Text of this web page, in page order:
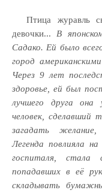
Птица журавль
девочки...
В
Садако. Ей было
город
Через 9 лет
здоровье, ей был
лучшего друга она
человек,
загадать желание,
Легенда повлияла
госпиталя, стала
попадавших в её
складывать